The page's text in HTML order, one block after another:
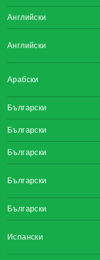
Английски
Английски
Арабски
Български
Български
Български
Български
Български
Испански